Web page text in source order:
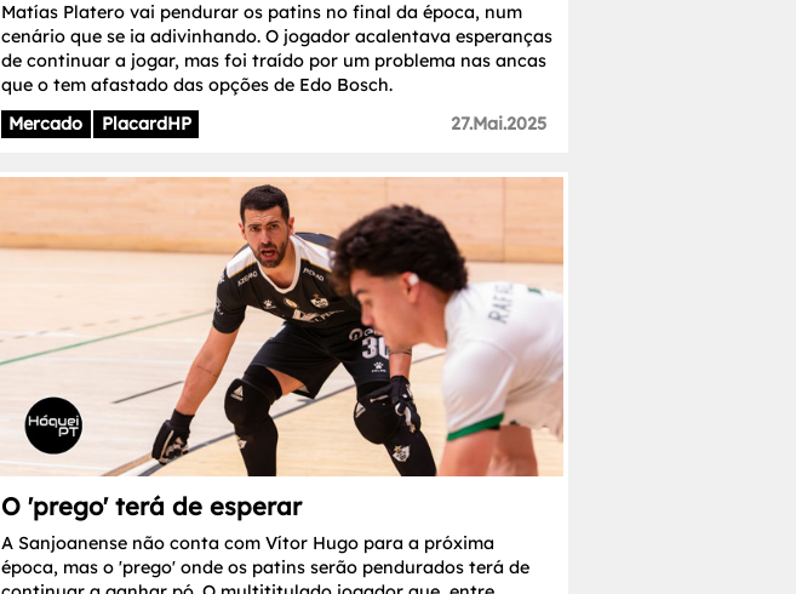
Matías Platero vai pendurar os patins no final da época, num
cenário que se ia adivinhando. O jogador acalentava esperanças
de continuar a jogar, mas foi traído por um problema nas ancas
que o tem afastado das opções de Edo Bosch.
Mercado
PlacardHP 27.Mai.2025
O 'prego' terá de esperar
A Sanjoanense não conta com Vítor Hugo para a próxima
época, mas o 'prego' onde os patins serão pendurados terá de